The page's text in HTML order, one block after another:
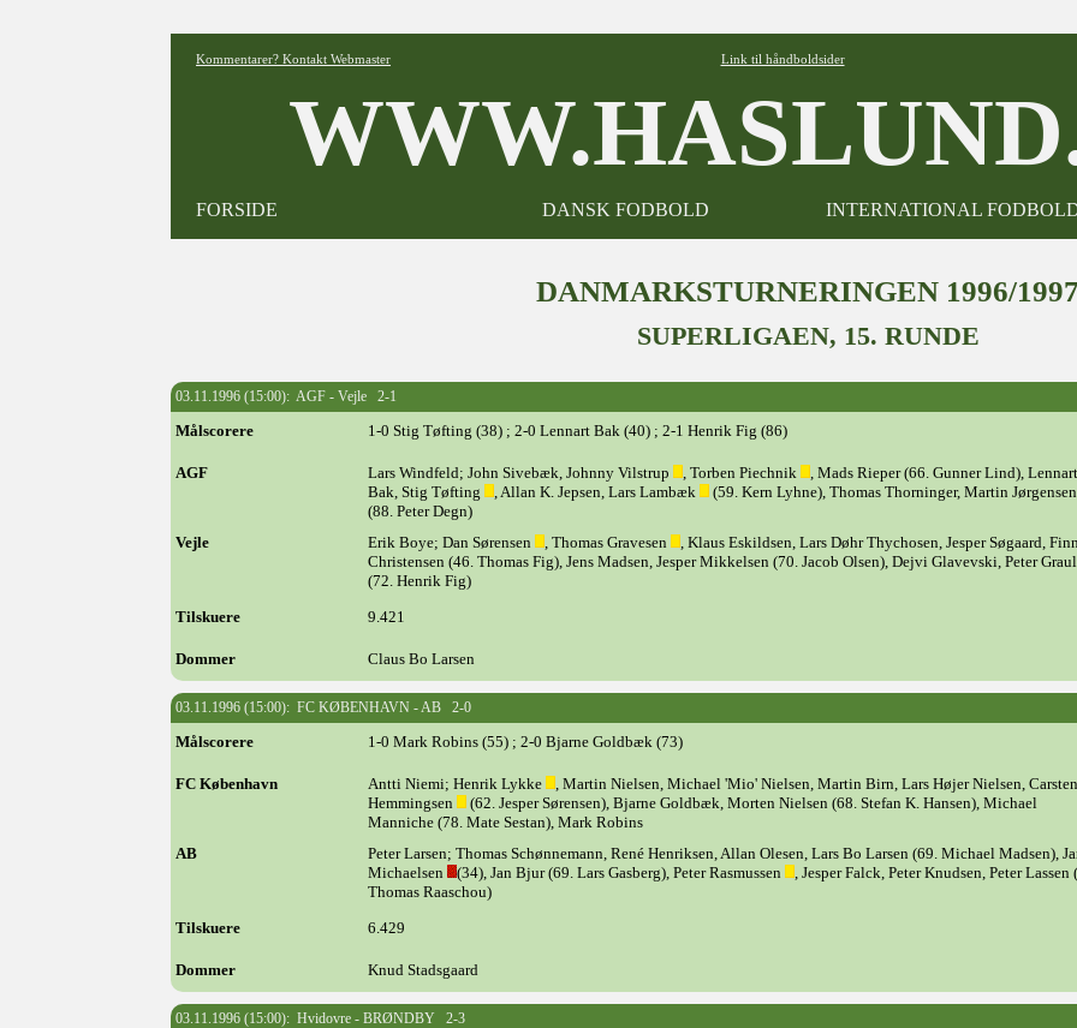
Kommentarer? Kontakt Webmaster Link til håndboldsider
FORSIDE DANSK FODBOLD INTERNATIONAL
DANMARKSTURNERINGEN 1996/1997
SUPERLIGAEN, 15. RUNDE
03.11.1996 (15:00): AGF - Vejle 2-1
Målscorere 1-0 Stig Tøfting (38) ; 2-0 Lennart Bak (40) ; 2-1 Henrik Fig (86)
AGF Lars Windfeld; John Sivebæk, Johnny Vilstrup , Torben Piechnik
, Mads Rieper (66. Gunner Lind), Lennart
Bak, Stig Tøfting
, Allan K. Jepsen, Lars Lambæk
(59. Kern Lyhne), Thomas Thorninger, Martin Jørgensen
(88. Peter Degn)
Vejle
Erik Boye; Dan Sørensen , Thomas Gravesen
, Klaus Eskildsen, Lars Døhr Thychosen, Jesper Søgaard,
Christensen (46. Thomas Fig), Jens Madsen, Jesper Mikkelsen (70. Jacob Olsen), Dejvi Glavevski, Peter
(72. Henrik Fig)
Tilskuere
9.421
Dommer Claus Bo Larsen
03.11.1996 (15:00): FC KØBENHAVN - AB 2-0
Målscorere 1-0 Mark Robins (55) ; 2-0 Bjarne Goldbæk (73)
FC København Antti Niemi; Henrik Lykke
, Martin Nielsen, Michael 'Mio' Nielsen, Martin Birn, Lars Højer Nielsen, Carsten
Hemmingsen
(62. Jesper Sørensen), Bjarne Goldbæk, Morten Nielsen (68. Stefan K. Hansen), Michael
Manniche (78. Mate Sestan), Mark Robins
AB
Peter Larsen; Thomas Schønnemann, René Henriksen, Allan Olesen, Lars Bo Larsen (69. Michael Madsen),
Michaelsen
(34), Jan Bjur (69. Lars Gasberg), Peter Rasmussen
, Jesper Falck, Peter Knudsen, Peter Lassen
Thomas Raaschou)
Tilskuere
6.429
Dommer Knud Stadsgaard
03.11.1996 (15:00): Hvidovre - BRØNDBY 2-3